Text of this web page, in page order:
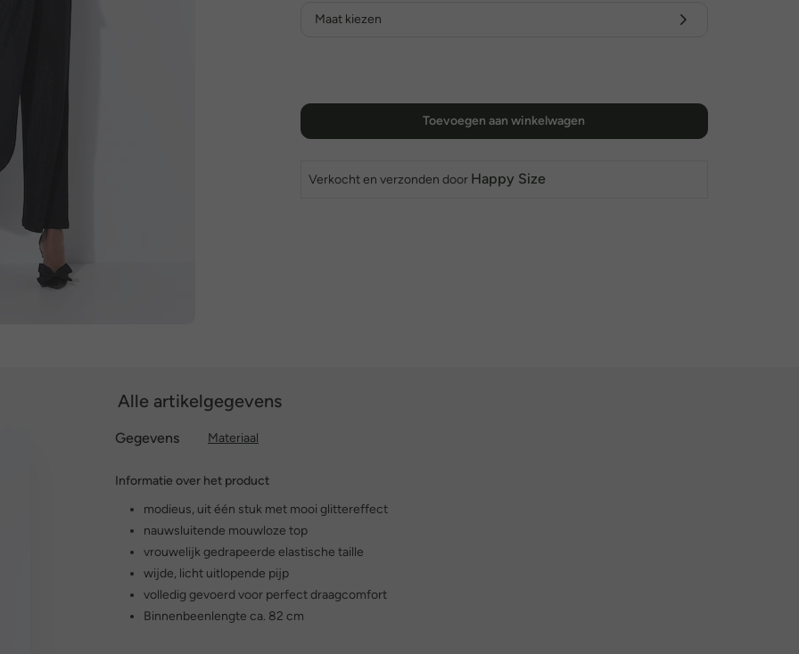
Maat kiezen
Toevoegen aan winkelwagen
Verkocht en verzonden door Happy Size
Alle artikelgegevens
Gegevens Materiaal
Informatie over het product
modieus, uit één stuk met mooi glittereffect
nauwsluitende mouwloze top
vrouwelijk gedrapeerde elastische taille
wijde, licht uitlopende pijp
volledig gevoerd voor perfect draagcomfort
Binnenbeenlengte ca. 82 cm